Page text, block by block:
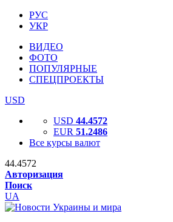
РУС
УКР
ВИДЕО
ФОТО
ПОПУЛЯРНЫЕ
СПЕЦПРОЕКТЫ
USD
USD 44.4572
EUR 51.2486
Все курсы валют
44.4572
Авторизация
Поиск
UA